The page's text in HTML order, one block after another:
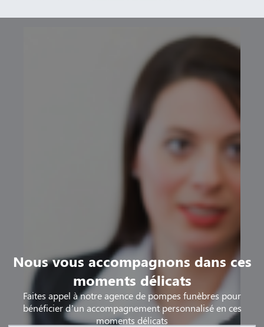
Nous vous accompagnons dans ces
moments délicats
Faites appel à notre agence de pompes funèbres pour
bénéficier d’un accompagnement personnalisé en ces
moments délicats